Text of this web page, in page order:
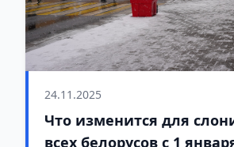
24.11.2025
Что изменится для
всех белорусов с 1